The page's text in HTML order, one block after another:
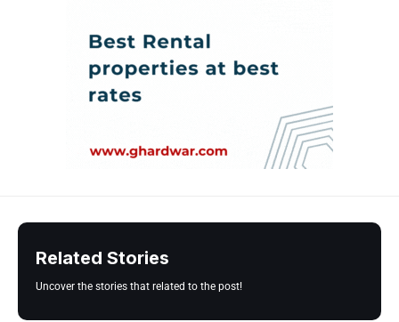
Related Stories
Uncover the stories that related to the post!